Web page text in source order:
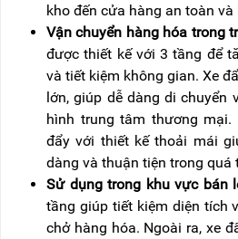
kho đến cửa hàng an toàn và
Vận chuyển hàng hóa trong
được thiết kế với 3 tầng để
và tiết kiệm không gian. Xe
lớn, giúp dễ dàng di chuyển
hình trung tâm thương
đẩy với thiết kế thoải mái
dàng và thuận tiện trong quá
Sử dụng trong khu vực bán
tầng giúp tiết kiệm diện tích
chở hàng hóa. Ngoài ra, xe